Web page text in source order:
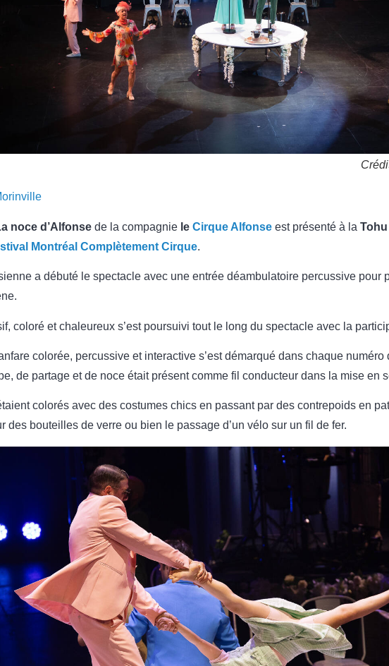
noce d’Alfonse de la compagnie le Cirque Alfonse est présenté à la Tohu
Montréal Complètement Cirque.
a débuté le spectacle avec une entrée déambulatoire percussive pour
coloré et chaleureux s’est poursuivi tout le long du spectacle avec la
colorée, percussive et interactive s’est démarqué dans chaque
de partage et de noce était présent comme fil conducteur dans la mise en
colorés avec des costumes chics en passant par des contrepoids en
des bouteilles de verre ou bien le passage d’un vélo sur un fil de fer.